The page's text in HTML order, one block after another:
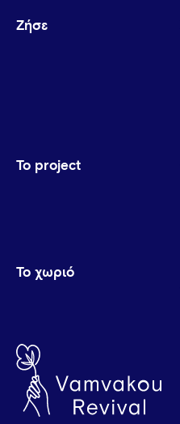
Ζήσε
Το project
Το χωριό